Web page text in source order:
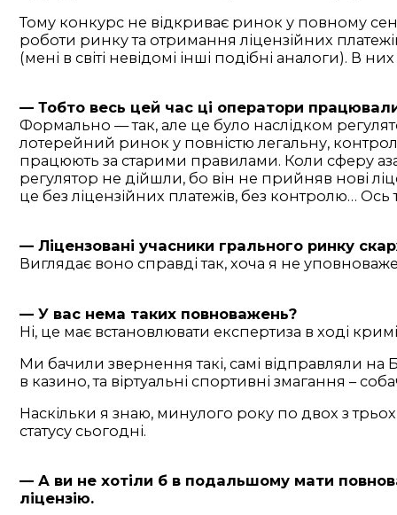
Тому конкурс не відкриває ринок у повному
роботи ринку та отримання ліцензійних
(мені в світі невідомі інші подібні аналоги). В
— Тобто весь цей час ці оператори працювали
Формально — так, але це було наслідком
лотерейний ринок у повністю легальну,
працюють за старими правилами. Коли сферу
регулятор не дійшли, бо він не прийняв нові
це без ліцензійних платежів, без контролю…
— Ліцензовані учасники грального ринку
Виглядає воно справді так, хоча я не
— У вас нема таких повноважень?
Ні, це має встановлювати експертиза в ході
Ми бачили звернення такі, самі відправляли
в казино, та віртуальні спортивні змагання –
Наскільки я знаю, минулого року по двох з
статусу сьогодні.
— А ви не хотіли б в подальшому мати
ліцензію.